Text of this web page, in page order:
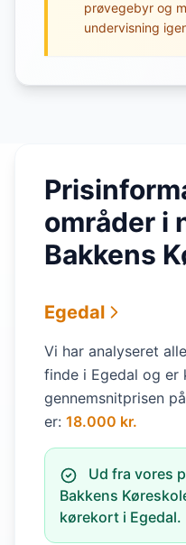
prøvegebyr og
undervisning
områder i
Bakkens
Egedal
Vi har analyseret
finde i Egedal og
gennemsnitprisen
er: 18.000 kr.
Ud fra vores
Bakkens
kørekort i Egedal.